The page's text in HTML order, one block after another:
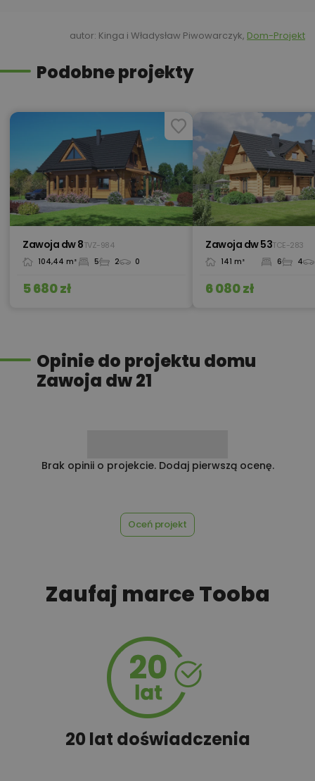
Kosztorys inwestorski 360,00 zł
Kredyt hipoteczny z operatem za
Okna, żaluzje, rolety 450,00 zł
Pakiet umów i wniosków 450,00 zł
Pompa ciepła 450,00 zł
ścieków
Rabat 10% na zakupy w
100,00 zł
Rabat 10% na zakupy w OBI
Rekuperacja 450,00 zł
autor: Kinga i Władysław Piwowarczyk, Dom-Projekt
Podobne projekty
Zawoja dw 8TVZ-984
104,44 m² 5 2 0
5 680 zł
Zawoja dw 53TCE-283
141 m² 6 4
6 080 zł
Opinie do projektu domu
Zawoja dw 21
Brak opinii o projekcie. Dodaj pierwszą ocenę.
Oceń projekt
Zaufaj marce Tooba
20 lat doświadczenia